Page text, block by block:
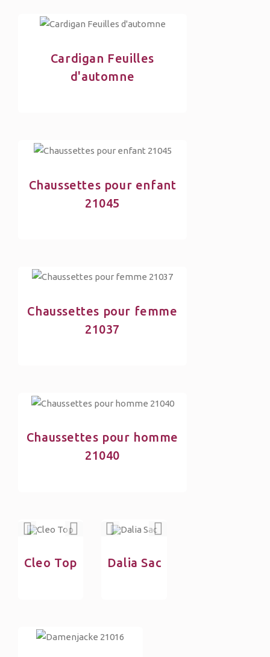
Cardigan Feuilles
d'automne
Chaussettes pour enfant
21045
Chaussettes pour femme
21037
Chaussettes pour homme
21040
Cleo Top Dalia Sac